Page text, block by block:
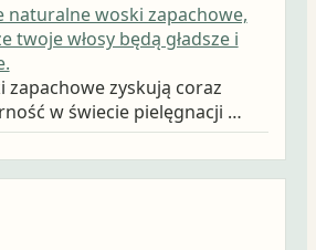
naturalne woski zapachowe,
twoje włosy będą gładsze i
zapachowe zyskują coraz
w świecie pielęgnacji …